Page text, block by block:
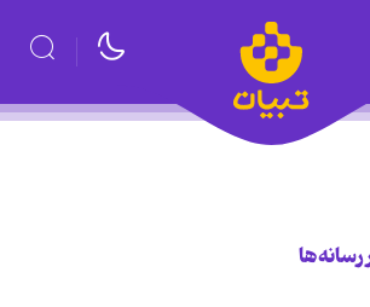
رسانه‌ها